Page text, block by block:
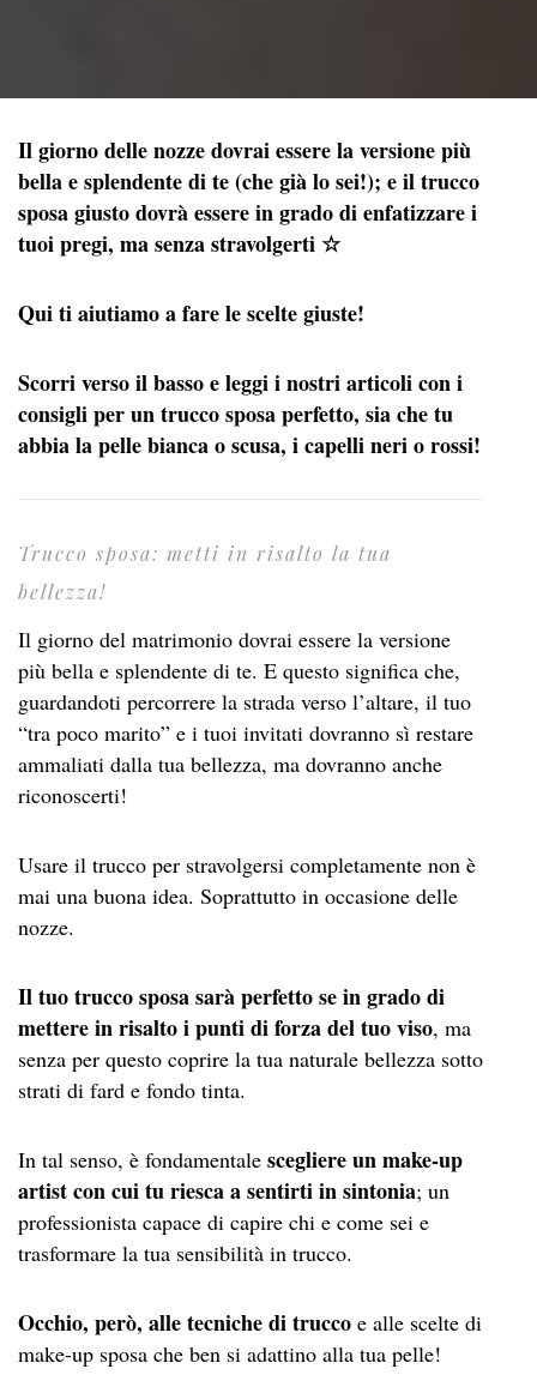
Il giorno delle nozze dovrai essere la versione più
bella e splendente di te (che già lo sei!); e il trucco
sposa giusto dovrà essere in grado di enfatizzare i
tuoi pregi, ma senza stravolgerti ☆
Qui ti aiutiamo a fare le scelte giuste!
Scorri verso il basso e leggi i nostri articoli con i
consigli per un trucco sposa perfetto, sia che tu
abbia la pelle bianca o scusa, i capelli neri o rossi!
Trucco sposa: metti in risalto la tua
bellezza!
Il giorno del matrimonio dovrai essere la versione
più bella e splendente di te. E questo significa che,
guardandoti percorrere la strada verso l’altare, il tuo
“tra poco marito” e i tuoi invitati dovranno sì restare
ammaliati dalla tua bellezza, ma dovranno anche
riconoscerti!
Usare il trucco per stravolgersi completamente non è
mai una buona idea. Soprattutto in occasione delle
nozze.
Il tuo trucco sposa sarà perfetto se in grado di
mettere in risalto i punti di forza del tuo viso, ma
senza per questo coprire la tua naturale bellezza sotto
strati di fard e fondo tinta.
In tal senso, è fondamentale scegliere un make-up
artist con cui tu riesca a sentirti in sintonia; un
professionista capace di capire chi e come sei e
trasformare la tua sensibilità in trucco.
Occhio, però, alle tecniche di trucco e alle scelte di
make-up sposa che ben si adattino alla tua pelle!